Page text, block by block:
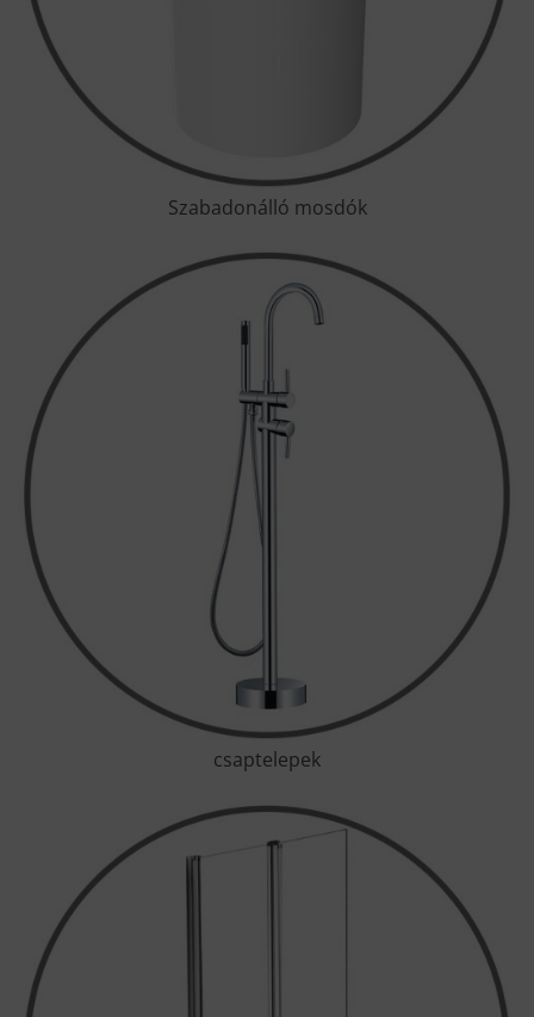
Szabadonálló mosdók
csaptelepek